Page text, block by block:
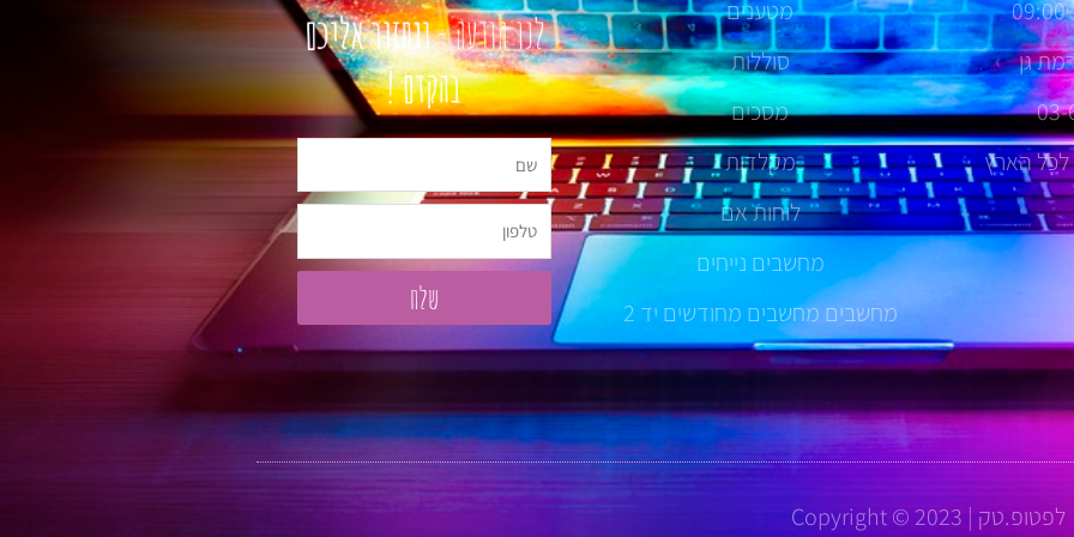
03-
לכל הארץ
מטענים
סוללות
מסכים
מקלדות
לוחות אם
מחשבים נייחים
מחשבים מחשבים מחודשים יד 2
לנו הודעה -ונחזור אליכם
בהקדם !
שם
טלפון
שלח
לפטופ.טק | Copyright © 2023